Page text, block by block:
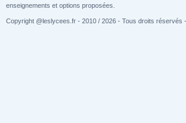
enseignements et options proposées.
Copyright @leslycees.fr - 2010 / 2026 - Tous droits réservés -